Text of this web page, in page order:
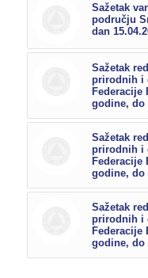
Sažetak
području
dan
Sažetak
prirodnih i
Federacije
godine, do
Sažetak
prirodnih i
Federacije
godine, do
Sažetak
prirodnih i
Federacije
godine, do